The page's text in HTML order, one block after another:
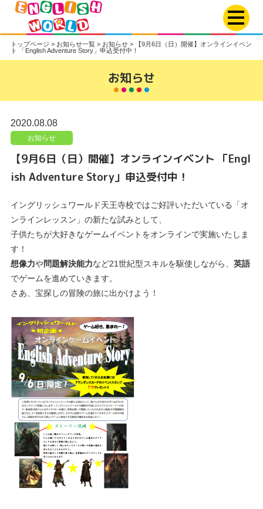
トップページ > お知らせ一覧> お知らせ>
【9月6日（日）開催】オンラインイベン
ト 「English Adventure Story」申込受付中！
お知らせ
2020.08.08
お知らせ
【9月6日（日）開催】オンラインイベント 「Engl
ish Adventure Story」申込受付中！
イングリッシュワールド天王寺校ではご好評いただいている「オ
ンラインレッスン」の新たな試みとして、
子供たちが大好きなゲームイベントをオンラインで実施いたしま
す！
想像力や問題解決能力など21世紀型スキルを駆使しながら、 英語
でゲームを進めていきます。
さあ、宝探しの冒険の旅に出かけよう！